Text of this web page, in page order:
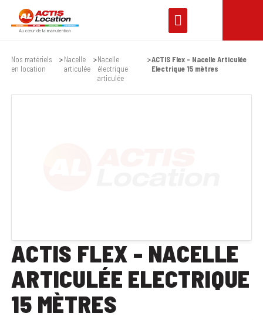
Nos matériels
en location
Nacelle
articulée
Nacelle
électrique
articulée
ACTIS Flex - Nacelle Articulée
Electrique 15 mètres
ACTIS FLEX - NACELLE
ARTICULÉE ELECTRIQUE
15 MÈTRES